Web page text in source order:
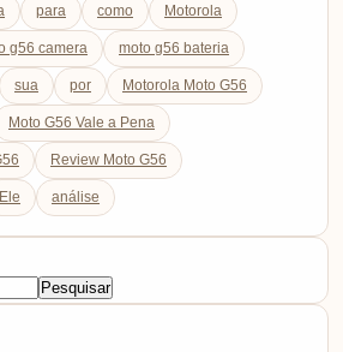
para como Motorola
g56 camera moto g56 bateria
sua por Motorola Moto G56
Moto G56 Vale a Pena
Review Moto G56
Ele análise
Pesquisar